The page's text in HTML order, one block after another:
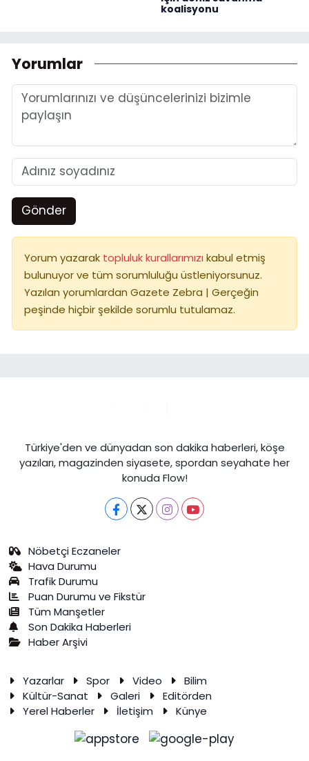
koalisyonu
Yorumlar
Gönder
Yorum yazarak topluluk kurallarımızı kabul etmiş
bulunuyor ve tüm sorumluluğu üstleniyorsunuz.
Yazılan yorumlardan Gazete Zebra | Gerçeğin
peşinde hiçbir şekilde sorumlu tutulamaz.
Türkiye'den ve dünyadan son dakika haberleri, köşe
yazıları, magazinden siyasete, spordan seyahate her
konuda Flow!
Nöbetçi Eczaneler
Hava Durumu
Trafik Durumu
Puan Durumu ve Fikstür
Tüm Manşetler
Son Dakika Haberleri
Haber Arşivi
Yazarlar Spor Video
Bilim
Kültür-Sanat
Galeri
Editörden
Yerel Haberler
İletişim Künye